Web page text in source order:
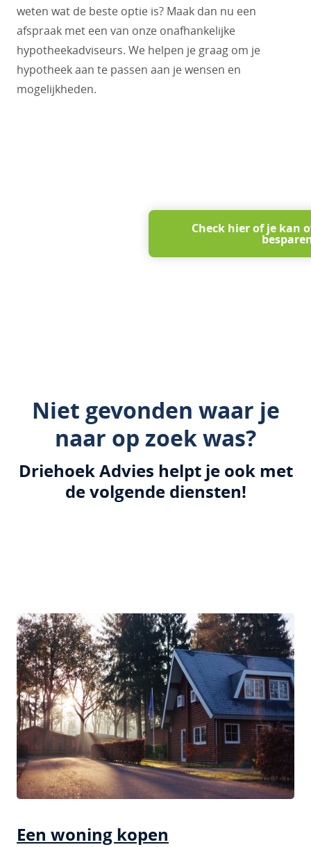
weten wat de beste optie is? Maak dan nu een
afspraak met een van onze onafhankelijke
hypotheekadviseurs. We helpen je graag om je
hypotheek aan te passen aan je wensen en
mogelijkheden.
Check hier of je kan
Niet gevonden waar je
naar op zoek was?
Driehoek Advies helpt je ook met
de volgende diensten!
Een woning kopen